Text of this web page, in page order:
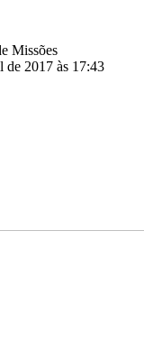
Missões
de 2017 às 17:43